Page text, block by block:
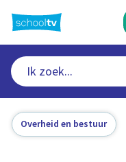
naar
hoofdinhoud
Overheid en bestuur